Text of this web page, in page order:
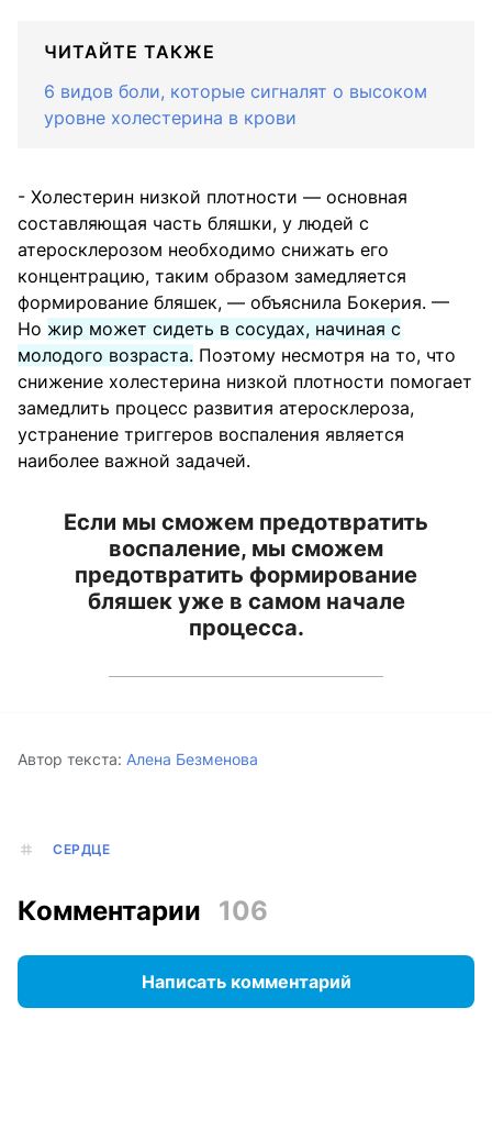
ЧИТАЙТЕ ТАКЖЕ
6 видов боли, которые сигналят о высоком
уровне холестерина в крови
- Холестерин низкой плотности — основная
составляющая часть бляшки, у людей с
атеросклерозом необходимо снижать его
концентрацию, таким образом замедляется
формирование бляшек, — объяснила Бокерия. —
Но жир может сидеть в сосудах, начиная с
молодого возраста. Поэтому несмотря на то, что
снижение холестерина низкой плотности помогает
замедлить процесс развития атеросклероза,
устранение триггеров воспаления является
наиболее важной задачей.
Если мы сможем предотвратить
воспаление, мы сможем
предотвратить формирование
бляшек уже в самом начале
процесса.
Автор текста: Алена Безменова
СЕРДЦЕ
Комментарии 106
Написать комментарий